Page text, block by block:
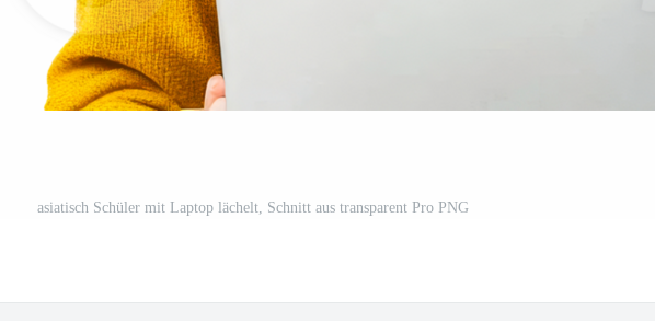
asiatisch Schüler mit Laptop lächelt, Schnitt aus transparent Pro PNG